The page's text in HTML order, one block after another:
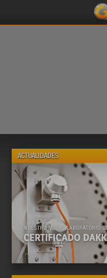
ACTUALIDADES